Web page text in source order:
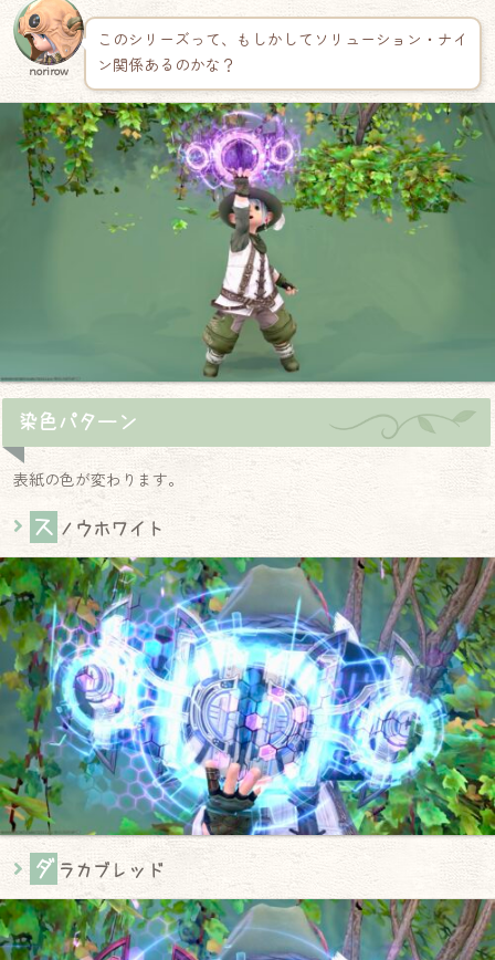
norirow
このシリーズって、もしかしてソリューション・ナイ
ン関係あるのかな？
染色パターン
表紙の色が変わります。
ス ノウホワイト
ダ ラカブレッド